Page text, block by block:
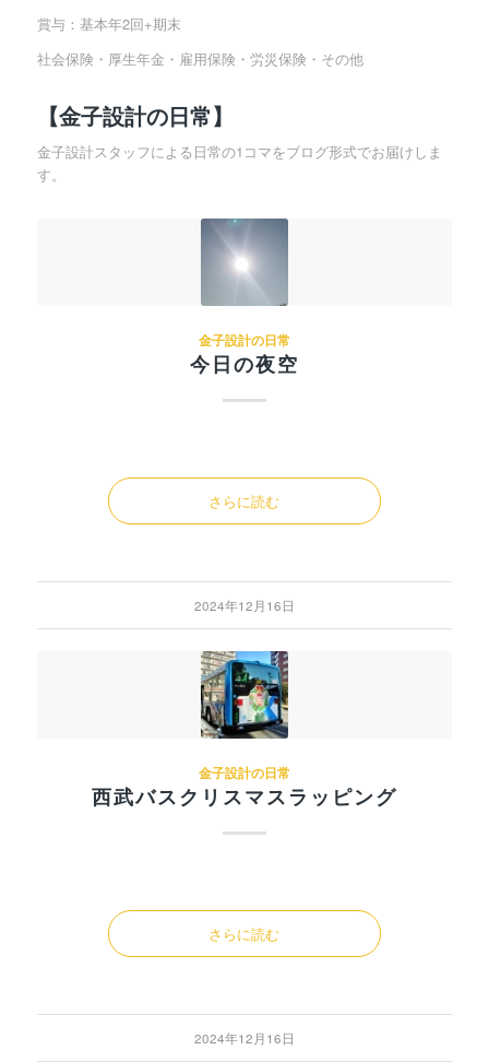
賞与：基本年2回+期末
社会保険・厚生年金・雇用保険・労災保険・その他
【金子設計の日常】
金子設計スタッフによる日常の1コマをブログ形式でお届けしま
す。
金子設計の日常
今日の夜空
さらに読む
2024年12月16日
金子設計の日常
西武バスクリスマスラッピング
さらに読む
2024年12月16日